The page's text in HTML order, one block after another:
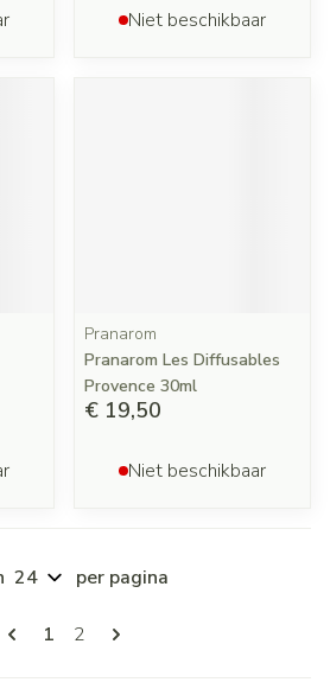
Niet beschikbaar
Pranarom
Pranarom Les Diffusables
Provence 30ml
€ 19,50
Niet beschikbaar
Pagina's
U lees momenteel pagina
1 Pagina
2
per pagina